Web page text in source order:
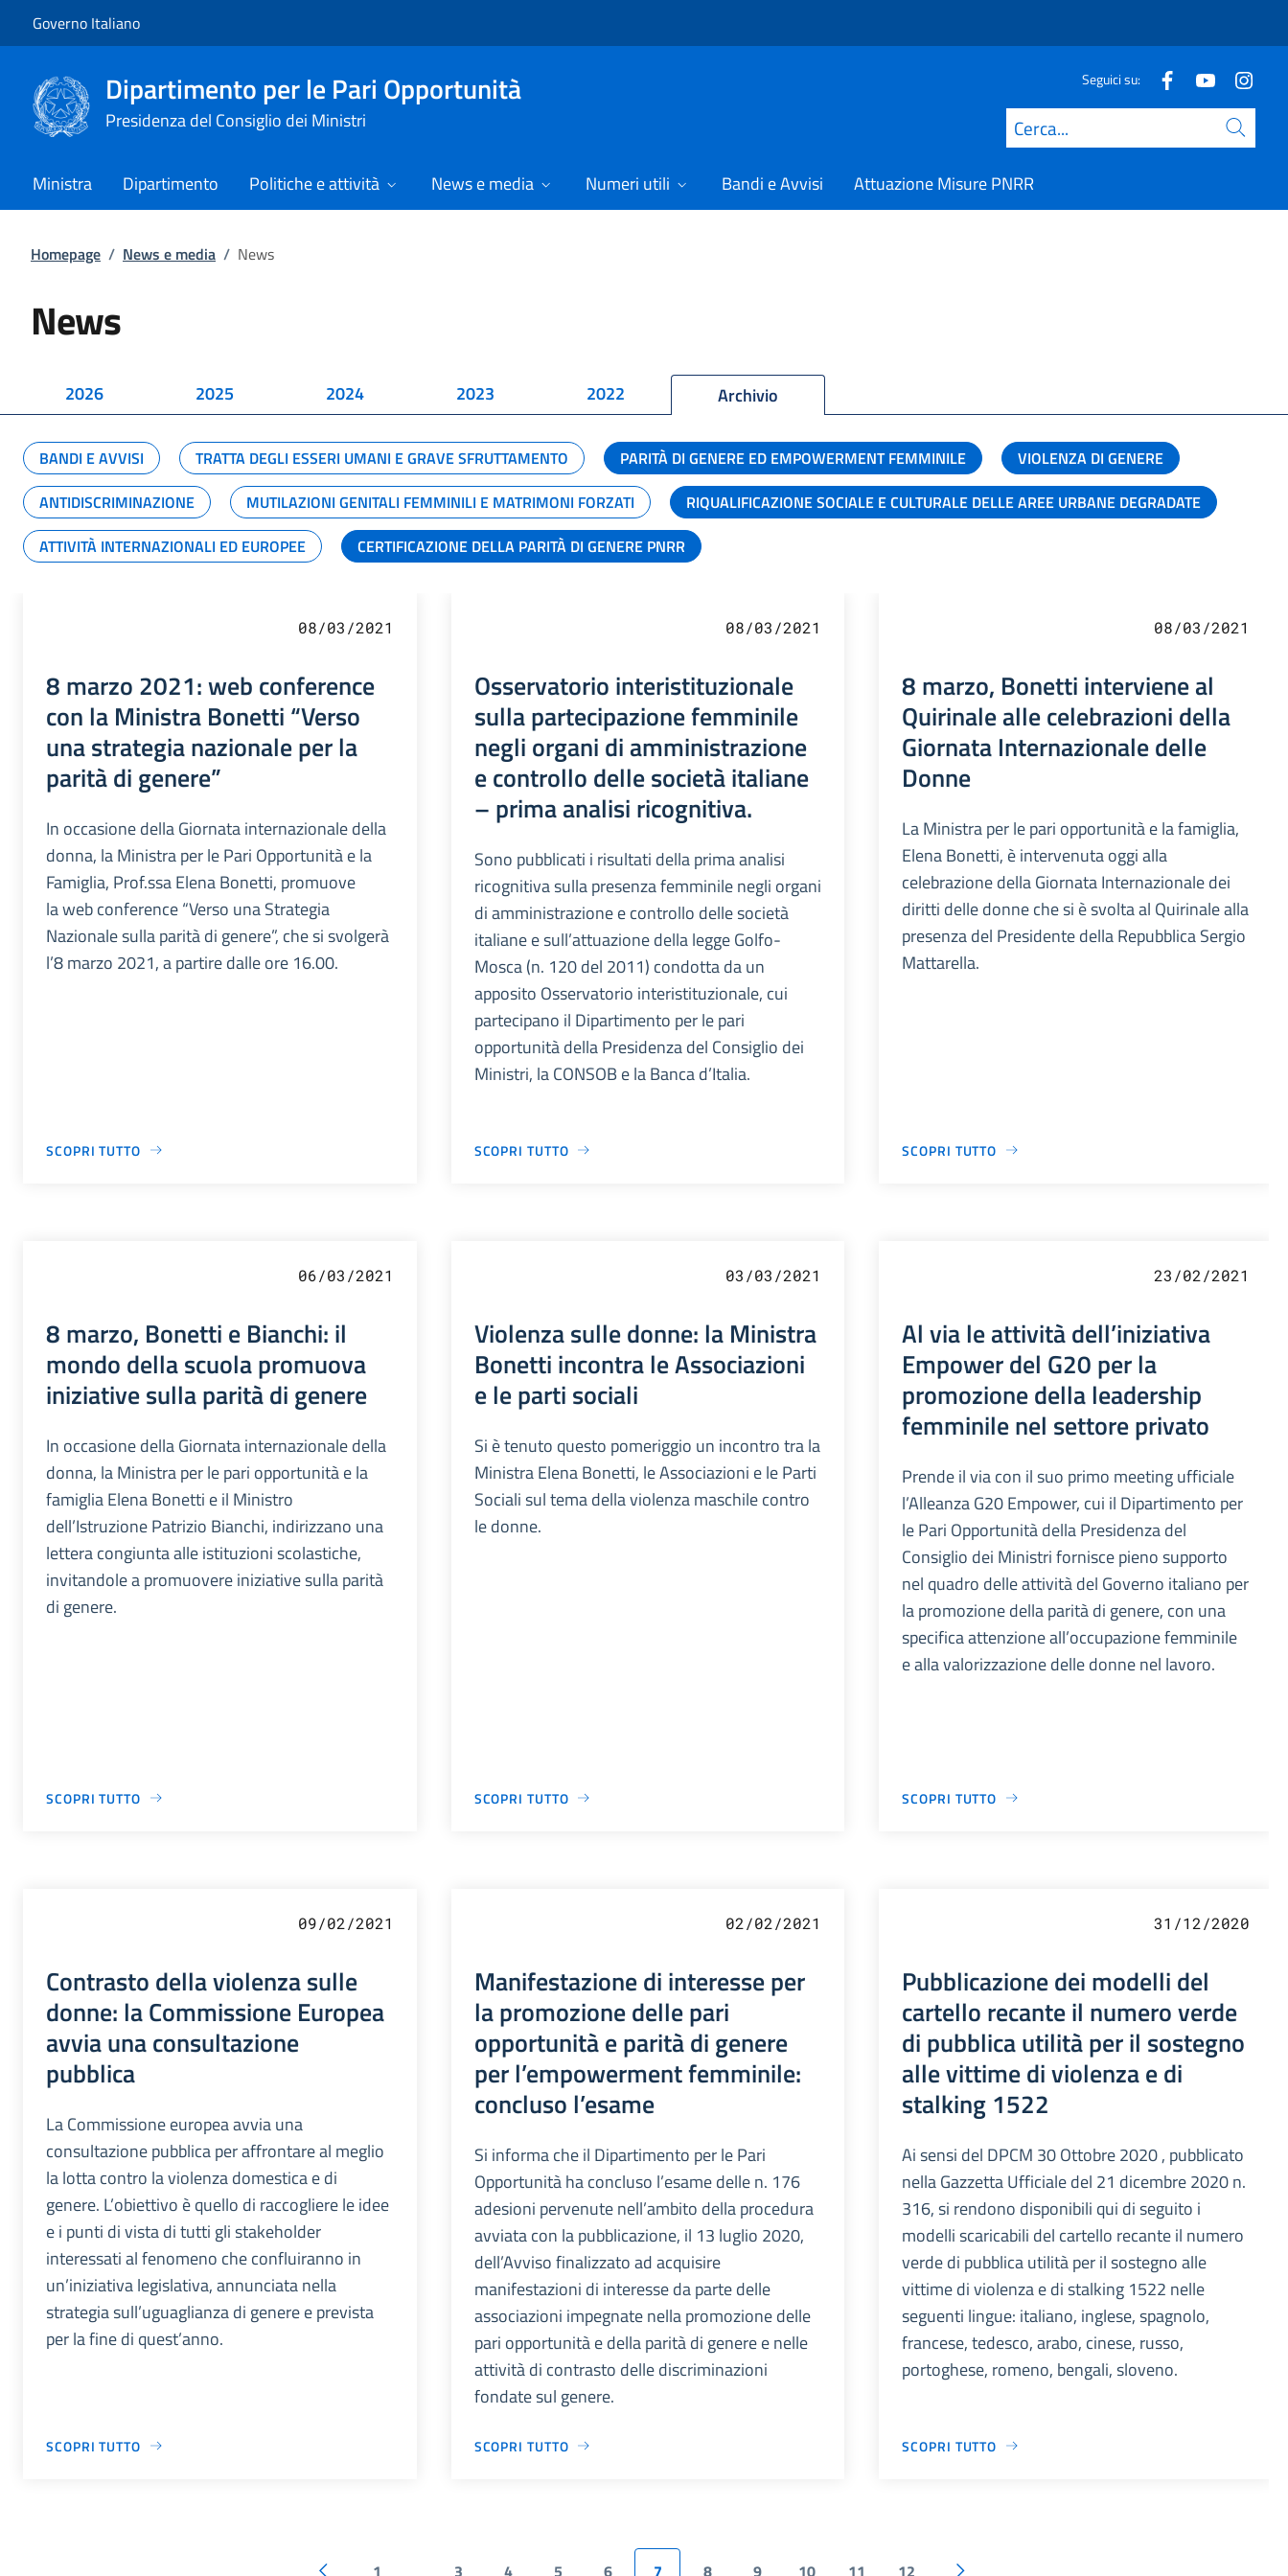
Governo Italiano
Dipartimento per le Pari Opportunità
Presidenza del Consiglio dei Ministri
Seguici su:
Cerca
Ministra Dipartimento Politiche e attività News e media Numeri utili Bandi e Avvisi Attuazione Misure PNRR
Homepage / News e media / News
News
2026 2025 2024 2023 2022 Archivio
BANDI E AVVISI TRATTA DEGLI ESSERI UMANI E GRAVE SFRUTTAMENTO PARITÀ DI GENERE ED EMPOWERMENT FEMMINILE
VIOLENZA DI GENERE
ANTIDISCRIMINAZIONE
MUTILAZIONI GENITALI FEMMINILI E MATRIMONI FORZATI
RIQUALIFICAZIONE SOCIALE E CULTURALE DELLE AREE URBANE DEGRADATE
ATTIVITÀ INTERNAZIONALI ED EUROPEE
CERTIFICAZIONE DELLA PARITÀ DI GENERE PNRR
08/03/2021
8 marzo 2021: web conference
con la Ministra Bonetti “Verso
una strategia nazionale per la
parità di genere”
In occasione della Giornata internazionale della
donna, la Ministra per le Pari Opportunità e la
Famiglia, Prof.ssa Elena Bonetti, promuove
la web conference “Verso una Strategia
Nazionale sulla parità di genere”, che si svolgerà
l’8 marzo 2021, a partire dalle ore 16.00.
SCOPRI TUTTO
08/03/2021
Osservatorio interistituzionale
sulla partecipazione femminile
negli organi di amministrazione
e controllo delle società italiane
– prima analisi ricognitiva.
Sono pubblicati i risultati della prima analisi
ricognitiva sulla presenza femminile negli organi
di amministrazione e controllo delle società
italiane e sull’attuazione della legge Golfo-
Mosca (n. 120 del 2011) condotta da un
apposito Osservatorio interistituzionale, cui
partecipano il Dipartimento per le pari
opportunità della Presidenza del Consiglio dei
Ministri, la CONSOB e la Banca d’Italia.
SCOPRI TUTTO
08/03/2021
8 marzo, Bonetti interviene al
Quirinale alle celebrazioni della
Giornata Internazionale delle
Donne
La Ministra per le pari opportunità e la famiglia,
Elena Bonetti, è intervenuta oggi alla
celebrazione della Giornata Internazionale dei
diritti delle donne che si è svolta al Quirinale alla
presenza del Presidente della Repubblica Sergio
Mattarella.
SCOPRI TUTTO
06/03/2021
8 marzo, Bonetti e Bianchi: il
mondo della scuola promuova
iniziative sulla parità di genere
In occasione della Giornata internazionale della
donna, la Ministra per le pari opportunità e la
famiglia Elena Bonetti e il Ministro
dell’Istruzione Patrizio Bianchi, indirizzano una
lettera congiunta alle istituzioni scolastiche,
invitandole a promuovere iniziative sulla parità
di genere.
SCOPRI TUTTO
03/03/2021
Violenza sulle donne: la Ministra
Bonetti incontra le Associazioni
e le parti sociali
Si è tenuto questo pomeriggio un incontro tra la
Ministra Elena Bonetti, le Associazioni e le Parti
Sociali sul tema della violenza maschile contro
le donne.
SCOPRI TUTTO
23/02/2021
Al via le attività dell’iniziativa
Empower del G20 per la
promozione della leadership
femminile nel settore privato
Prende il via con il suo primo meeting ufficiale
l’Alleanza G20 Empower, cui il Dipartimento per
le Pari Opportunità della Presidenza del
Consiglio dei Ministri fornisce pieno supporto
nel quadro delle attività del Governo italiano per
la promozione della parità di genere, con una
specifica attenzione all’occupazione femminile
e alla valorizzazione delle donne nel lavoro.
SCOPRI TUTTO
09/02/2021
Contrasto della violenza sulle
donne: la Commissione Europea
avvia una consultazione
pubblica
La Commissione europea avvia una
consultazione pubblica per affrontare al meglio
la lotta contro la violenza domestica e di
genere. L’obiettivo è quello di raccogliere le idee
e i punti di vista di tutti gli stakeholder
interessati al fenomeno che confluiranno in
un’iniziativa legislativa, annunciata nella
strategia sull’uguaglianza di genere e prevista
per la fine di quest’anno.
SCOPRI TUTTO
02/02/2021
Manifestazione di interesse per
la promozione delle pari
opportunità e parità di genere
per l’empowerment femminile:
concluso l’esame
Si informa che il Dipartimento per le Pari
Opportunità ha concluso l’esame delle n. 176
adesioni pervenute nell’ambito della procedura
avviata con la pubblicazione, il 13 luglio 2020,
dell’Avviso finalizzato ad acquisire
manifestazioni di interesse da parte delle
associazioni impegnate nella promozione delle
pari opportunità e della parità di genere e nelle
attività di contrasto delle discriminazioni
fondate sul genere.
SCOPRI TUTTO
31/12/2020
Pubblicazione dei modelli del
cartello recante il numero verde
di pubblica utilità per il sostegno
alle vittime di violenza e di
stalking 1522
Ai sensi del DPCM 30 Ottobre 2020 , pubblicato
nella Gazzetta Ufficiale del 21 dicembre 2020 n.
316, si rendono disponibili qui di seguito i
modelli scaricabili del cartello recante il numero
verde di pubblica utilità per il sostegno alle
vittime di violenza e di stalking 1522 nelle
seguenti lingue: italiano, inglese, spagnolo,
francese, tedesco, arabo, cinese, russo,
portoghese, romeno, bengali, sloveno.
SCOPRI TUTTO
1 3 4 5 6 7 8 9 10 11 12